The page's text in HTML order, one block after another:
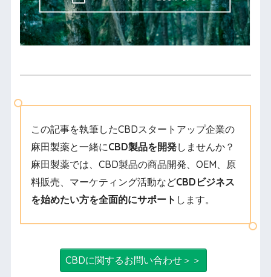
この記事を執筆したCBDスタートアップ企業の
麻田製薬と一緒にCBD製品を開発しませんか？
麻田製薬では、CBD製品の商品開発、OEM、原
料販売、マーケティング活動などCBDビジネス
を始めたい方を全面的にサポート します。
CBDに関するお問い合わせ＞＞